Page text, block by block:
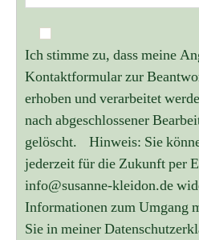
Ich stimme zu, dass meine
Kontaktformular zur
erhoben und verarbeitet
nach abgeschlossener
gelöscht. Hinweis: Sie
jederzeit für die Zukunft per
info@susanne-kleidon.de
Informationen zum Umgang
Sie in meiner